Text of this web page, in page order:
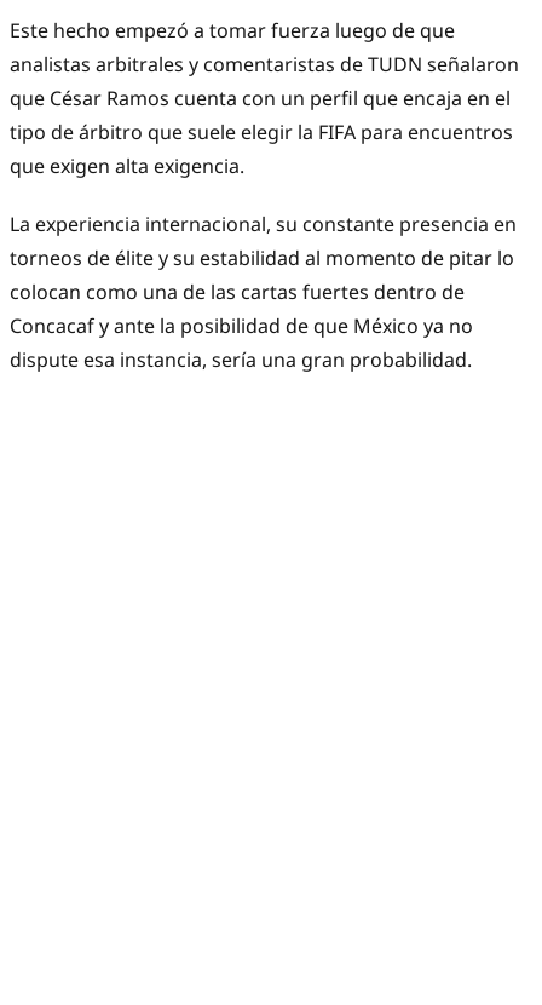
Este hecho empezó a tomar fuerza luego de que
analistas arbitrales y comentaristas de TUDN señalaron
que César Ramos cuenta con un perfil que encaja en el
tipo de árbitro que suele elegir la FIFA para encuentros
que exigen alta exigencia.
La experiencia internacional, su constante presencia en
torneos de élite y su estabilidad al momento de pitar lo
colocan como una de las cartas fuertes dentro de
Concacaf y ante la posibilidad de que México ya no
dispute esa instancia, sería una gran probabilidad.